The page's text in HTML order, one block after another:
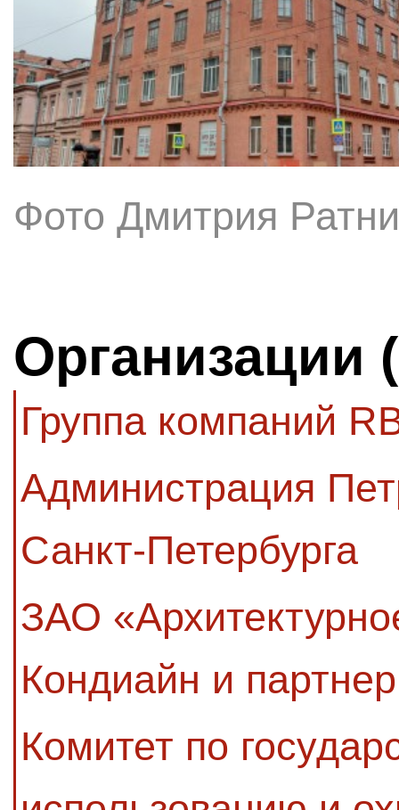
Фото Дмитрия
Организации
Группа компаний
Администрация
Санкт-Петербурга
ЗАО
Кондиайн и
Комитет по